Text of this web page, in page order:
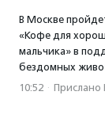
В Москве
«Кофе для
мальчика» в
бездомных
10:52 · Прислано